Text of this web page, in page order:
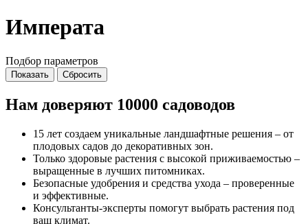
Императа
Подбор параметров
Нам доверяют 10000 садоводов
15 лет создаем уникальные ландшафтные решения – от
плодовых садов до декоративных зон.
Только здоровые растения с высокой приживаемостью –
выращенные в лучших питомниках.
Безопасные удобрения и средства ухода – проверенные
и эффективные.
Консультанты-эксперты помогут выбрать растения под
ваш климат.